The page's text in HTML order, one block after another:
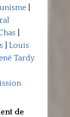
|
|
| Louis
Tardy
de